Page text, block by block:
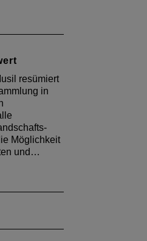
resümiert
in
Möglichkeit
und…